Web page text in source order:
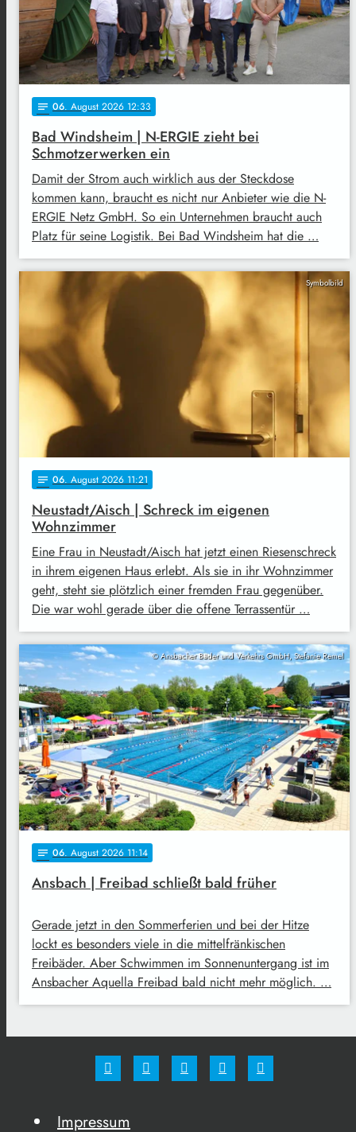
notes 06. August 2026 12:33
Bad Windsheim | N-ERGIE zieht bei
Schmotzerwerken ein
Damit der Strom auch wirklich aus der Steckdose
kommen kann, braucht es nicht nur Anbieter wie die N-
ERGIE Netz GmbH. So ein Unternehmen braucht auch
Platz für seine Logistik. Bei Bad Windsheim hat die …
Symbolbild
notes 06. August 2026 11:21
Neustadt/Aisch | Schreck im eigenen
Wohnzimmer
Eine Frau in Neustadt/Aisch hat jetzt einen Riesenschreck
in ihrem eigenen Haus erlebt. Als sie in ihr Wohnzimmer
geht, steht sie plötzlich einer fremden Frau gegenüber.
Die war wohl gerade über die offene Terrassentür …
© Ansbacher Bäder und Verkehrs GmbH, Stefanie Remel
notes 06. August 2026 11:14
Ansbach | Freibad schließt bald früher
Gerade jetzt in den Sommerferien und bei der Hitze
lockt es besonders viele in die mittelfränkischen
Freibäder. Aber Schwimmen im Sonnenuntergang ist im
Ansbacher Aquella Freibad bald nicht mehr möglich. …
Impressum